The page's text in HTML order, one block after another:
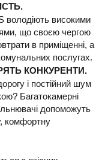
володіють високими
що своєю чергою
в приміщенні, а
послугах.
КОНКУРЕНТИ.
і постійний шум
Багатокамерні
допоможуть
комфортну